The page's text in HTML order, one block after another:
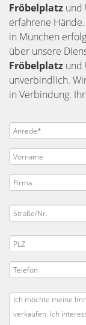
Fröbelplatz und
erfahrene
in München
über unsere
Fröbelplatz und
unverbindlich.
in Verbindung.